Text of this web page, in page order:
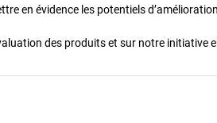
en évidence les potentiels
des produits et sur notre initiative